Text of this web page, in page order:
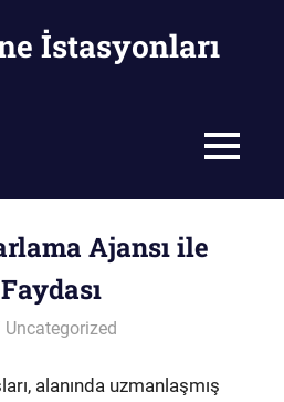
İstasyonları
MENU
Ajansı ile
Uncategorized
alanında uzmanlaşmış